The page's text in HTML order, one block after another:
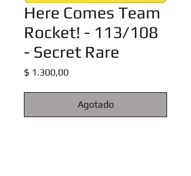
Here Comes Team
Rocket! - 113/108
- Secret Rare
$ 1.300,00Precio
Agotado